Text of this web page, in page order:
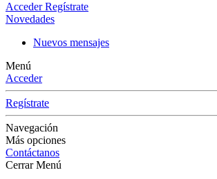
Acceder Regístrate
Novedades
Nuevos mensajes
Menú
Acceder
Regístrate
Navegación
Más opciones
Contáctanos
Cerrar Menú